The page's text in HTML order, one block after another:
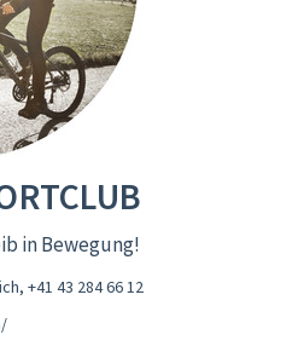
in Bewegung!
, +41 43 284 66 12